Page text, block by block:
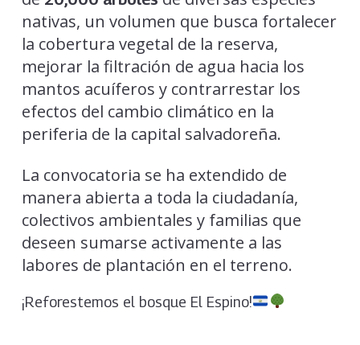
nativas, un volumen que busca fortalecer
la cobertura vegetal de la reserva,
mejorar la filtración de agua hacia los
mantos acuíferos y contrarrestar los
efectos del cambio climático en la
periferia de la capital salvadoreña.
La convocatoria se ha extendido de
manera abierta a toda la ciudadanía,
colectivos ambientales y familias que
deseen sumarse activamente a las
labores de plantación en el terreno.
¡Reforestemos el bosque El Espino!